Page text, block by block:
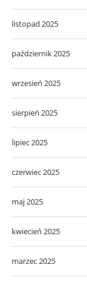
listopad 2025
październik 2025
wrzesień 2025
sierpień 2025
lipiec 2025
czerwiec 2025
maj 2025
kwiecień 2025
marzec 2025